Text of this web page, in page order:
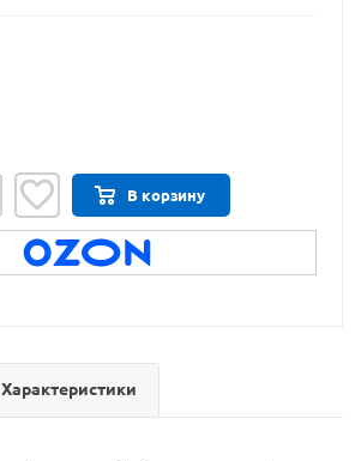
В корзину
Характеристики